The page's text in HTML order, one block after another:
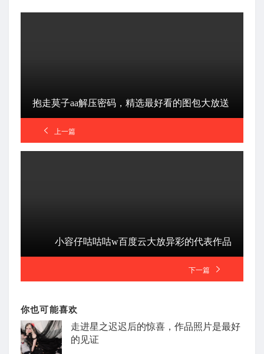
抱走莫子aa解压密码，精选最好看的图包大放送
上一篇
小容仔咕咕咕w百度云大放异彩的代表作品
下一篇
你也可能喜欢
走进星之迟迟后的惊喜，作品照片是最好
的见证